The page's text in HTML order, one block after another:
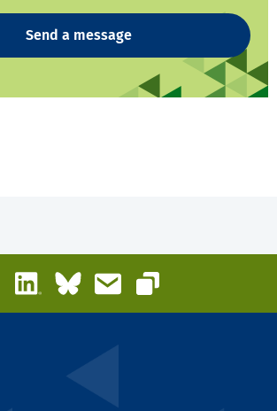
Send a message
LinkedInBlueskyEmail
Copy link